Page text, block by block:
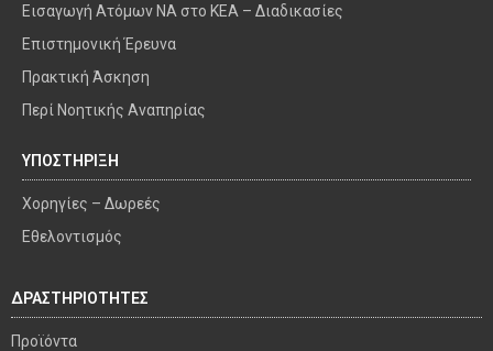
Εισαγωγή Ατόμων ΝΑ στο ΚΕΑ – Διαδικασίες
Επιστημονική Έρευνα
Πρακτική Άσκηση
Περί Νοητικής Αναπηρίας
ΥΠΟΣΤΗΡΙΞΗ
Χορηγίες – Δωρεές
Εθελοντισμός
ΔΡΑΣΤΗΡΙΟΤΗΤΕΣ
Προϊόντα